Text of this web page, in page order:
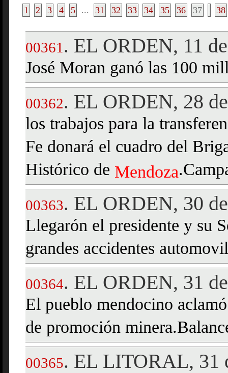
1 2 3 4 5 ... 31 32 33 34 35 36 37 38
00361 . EL ORDEN, 11
José Moran ganó las 100
00362. EL ORDEN, 28
los trabajos para la
Fe donará el cuadro del
Histórico de Mendoza
00363. EL ORDEN, 30
Llegarón el presidente y su
grandes accidentes
00364. EL ORDEN, 31
El pueblo mendocino
de promoción
00365. EL LITORAL, 31